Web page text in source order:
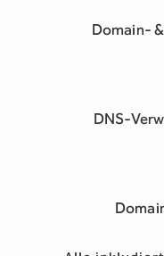
Domain-
DNS-